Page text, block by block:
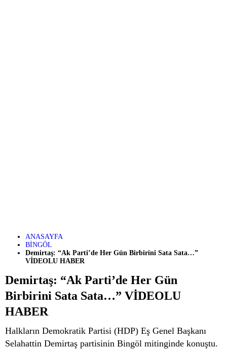
ANASAYFA
BİNGÖL
Demirtaş: “Ak Parti’de Her Gün Birbirini Sata Sata…”
VİDEOLU HABER
Demirtaş: “Ak Parti’de Her Gün
Birbirini Sata Sata…” VİDEOLU
HABER
Halkların Demokratik Partisi (HDP) Eş Genel Başkanı
Selahattin Demirtaş partisinin Bingöl mitinginde konuştu.